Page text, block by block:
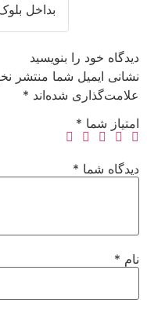
بداخل بلوک سنگ ۱۶۰
دیدگاه خود را بنویسید
نشانی ایمیل شما منتشر
علامت‌گذاری شده‌اند *
امتیاز شما *
دیدگاه شما *
نام *